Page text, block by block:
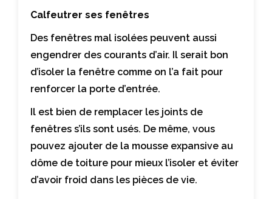
Calfeutrer ses fenêtres
Des fenêtres mal isolées peuvent aussi
engendrer des courants d’air. Il serait bon
d’isoler la fenêtre comme on l’a fait pour
renforcer la porte d’entrée.
Il est bien de remplacer les joints de
fenêtres s’ils sont usés. De même, vous
pouvez ajouter de la mousse expansive au
dôme de toiture pour mieux l’isoler et éviter
d’avoir froid dans les pièces de vie.